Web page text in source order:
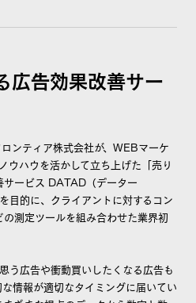
広告効果改善サー
ンティア株式会社が、WEBマーケ
ウハウを活かして立ち上げた「売り
サービス DATAD（データー
目的に、クライアントに対するコン
測定ツールを組み合わせた業界初
う広告や衝動買いしたくなる広告も
情報が適切なタイミングに届いてい